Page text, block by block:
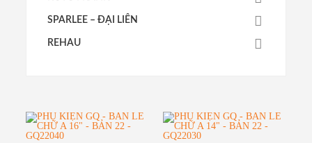
SPARLEE – ĐẠI LIÊN
REHAU